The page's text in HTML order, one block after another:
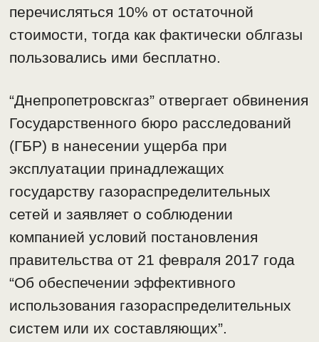
перечисляться 10% от остаточной
стоимости, тогда как фактически облгазы
пользовались ими бесплатно.
“Днепропетровскгаз” отвергает обвинения
Государственного бюро расследований
(ГБР) в нанесении ущерба при
эксплуатации принадлежащих
государству газораспределительных
сетей и заявляет о соблюдении
компанией условий постановления
правительства от 21 февраля 2017 года
“Об обеспечении эффективного
использования газораспределительных
систем или их составляющих”.